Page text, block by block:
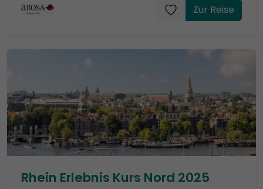
Zur Reise
Rhein Erlebnis Kurs Nord 2025